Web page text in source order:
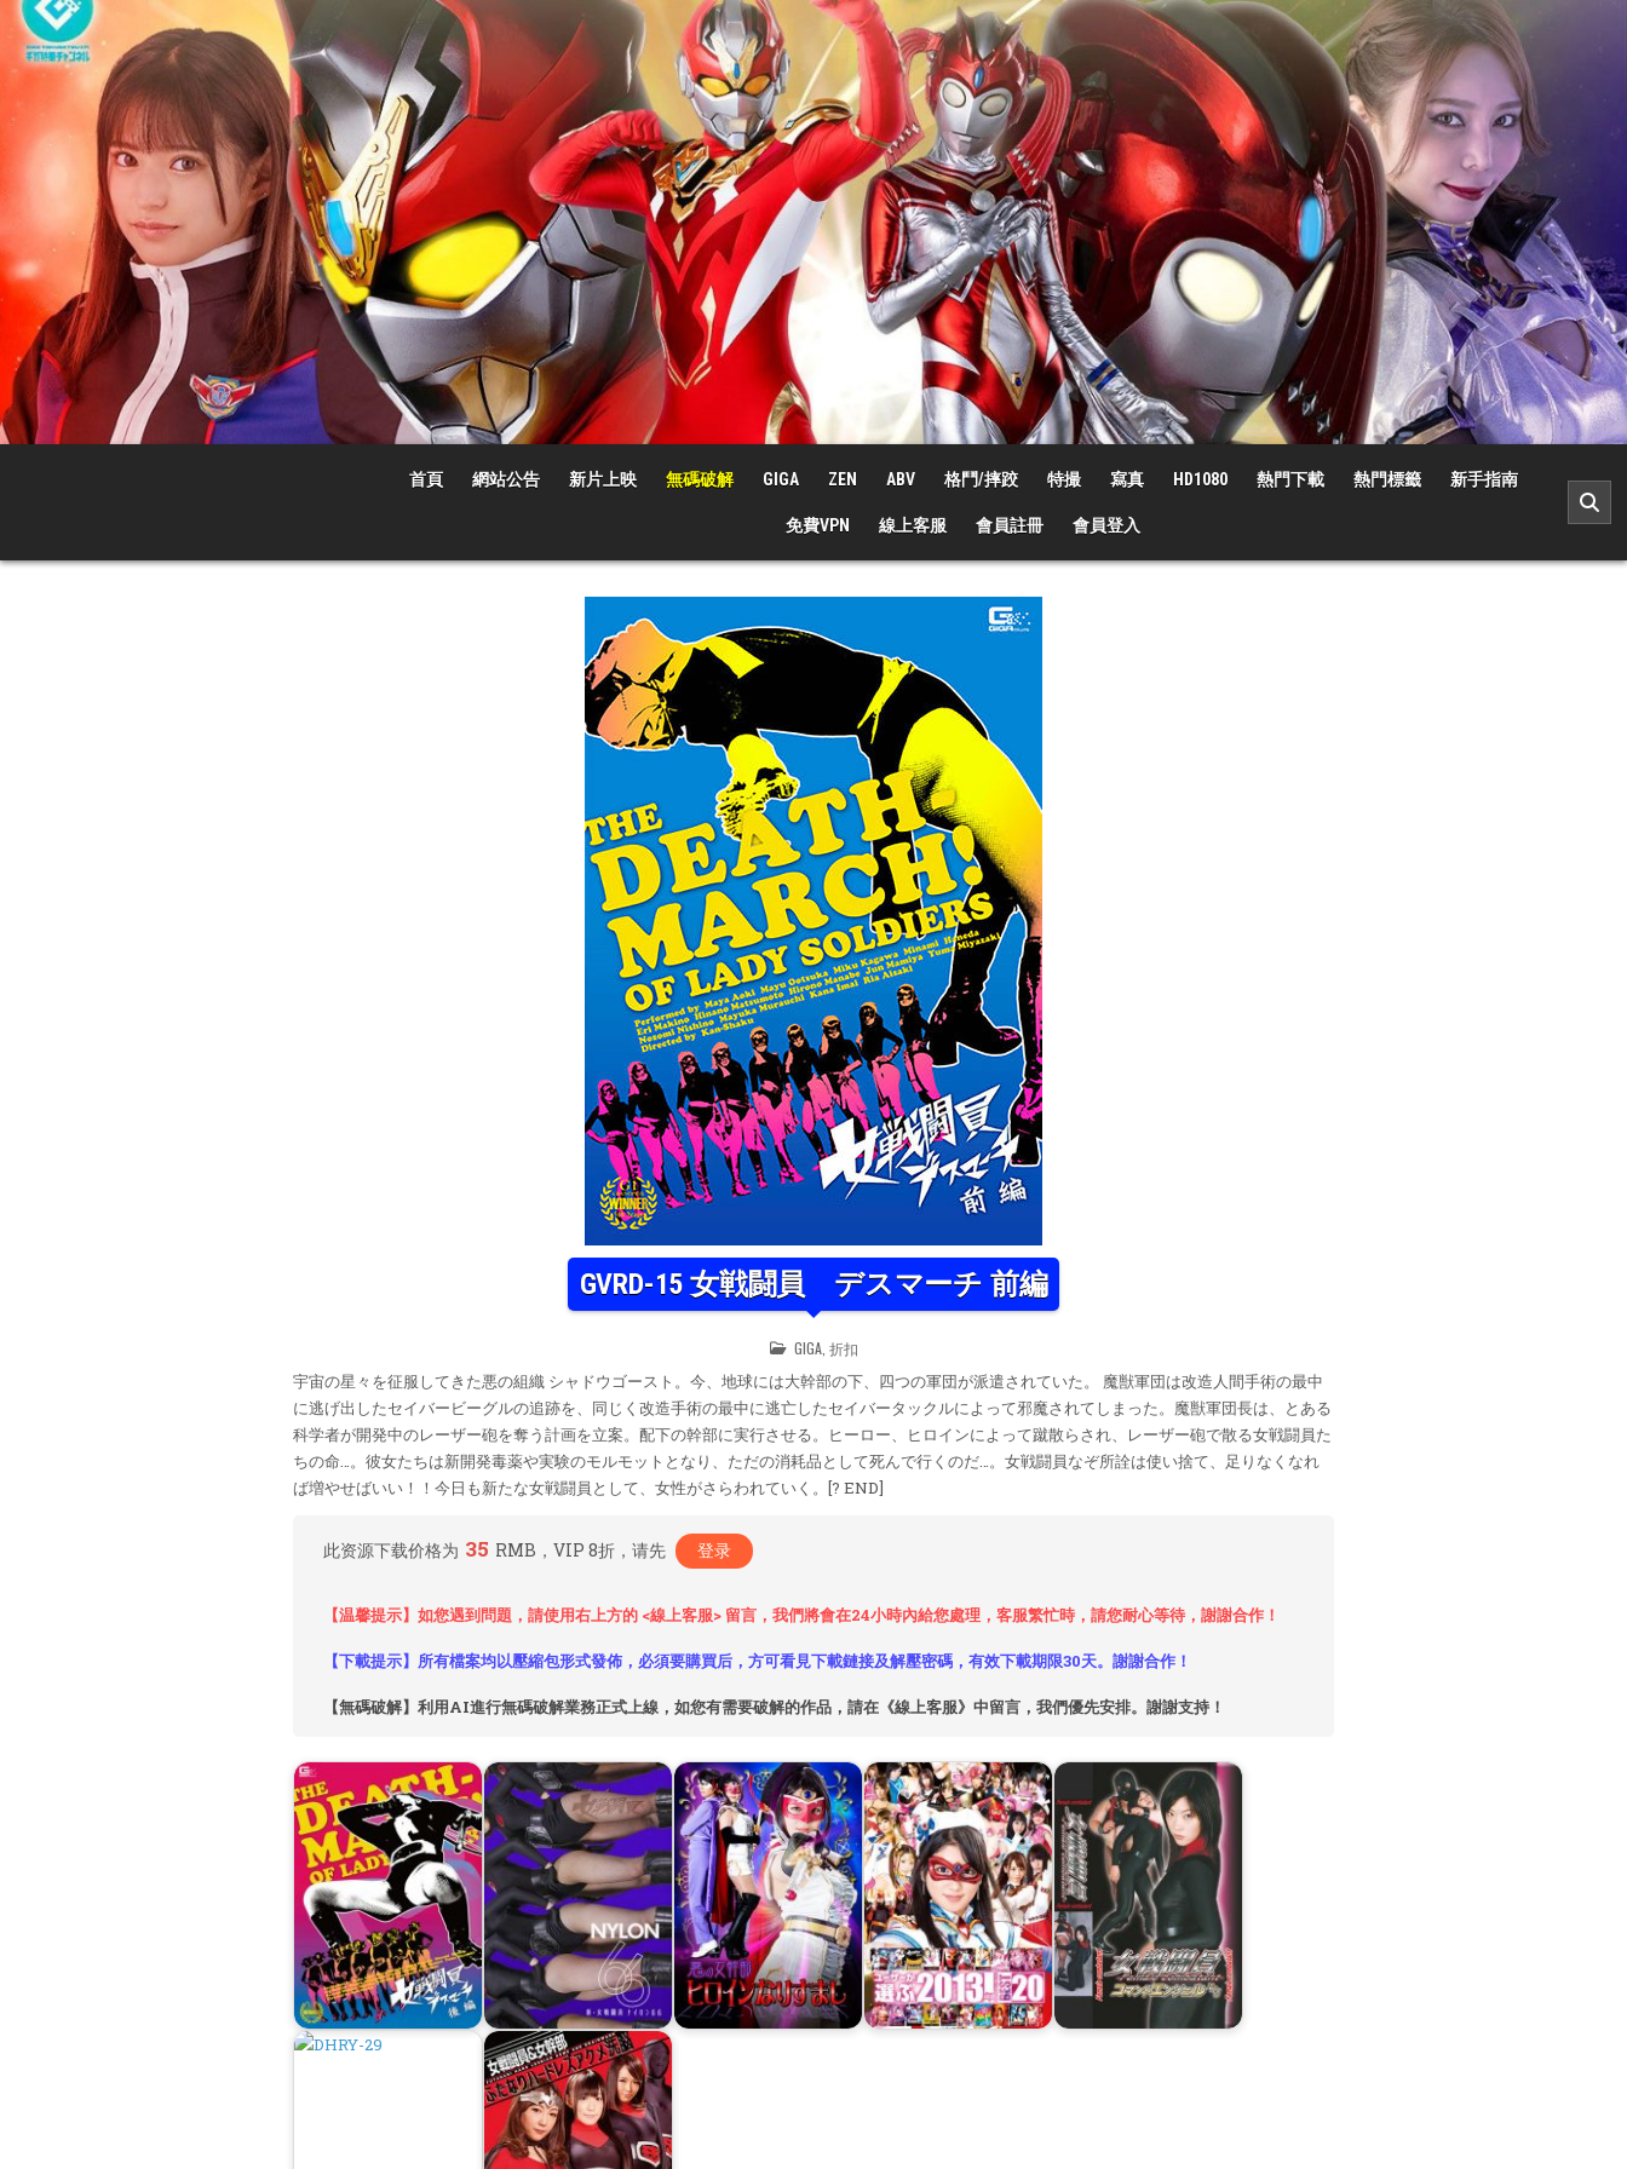
Skip
content
首頁 網站公告 新片上映 無碼破解 GIGA ZEN ABV 格鬥/摔跤 特撮 寫真 HD1080 熱門下載 熱門標籤 新手指南
免費VPN 線上客服 會員註冊 會員登入
GVRD-15 女戦闘員 デスマーチ 前編
POSTED
GIGA, 折扣
宇宙の星々を征服してきた悪の組織 シャドウゴースト。今、地球には大幹部の下、四つの軍団が派遣されていた。 魔獣軍団は改造人間手術の最中
に逃げ出したセイバービーグルの追跡を、同じく改造手術の最中に逃亡したセイバータックルによって邪魔されてしまった。魔獣軍団長は、とある
科学者が開発中のレーザー砲を奪う計画を立案。配下の幹部に実行させる。ヒーロー、ヒロインによって蹴散らされ、レーザー砲で散る女戦闘員た
ちの命…。彼女たちは新開発毒薬や実験のモルモットとなり、ただの消耗品として死んで行くのだ…。女戦闘員なぞ所詮は使い捨て、足りなくなれ
ば増やせばいい！！今日も新たな女戦闘員として、女性がさらわれていく。[? END]
此资源下载价格为 35 RMB，VIP 8折，请先 登录
【温馨提示】如您遇到問題，請使用右上方的 <線上客服> 留言，我們將會在24小時內給您處理，客服繁忙時，請您耐心等待，謝謝合作！
【下載提示】所有檔案均以壓縮包形式發佈，必須要購買后，方可看見下載鏈接及解壓密碼，有效下載期限30天。謝謝合作！
【無碼破解】利用AI進行無碼破解業務正式上線，如您有需要破解的作品，請在《線上客服》中留言，我們優先安排。謝謝支持！